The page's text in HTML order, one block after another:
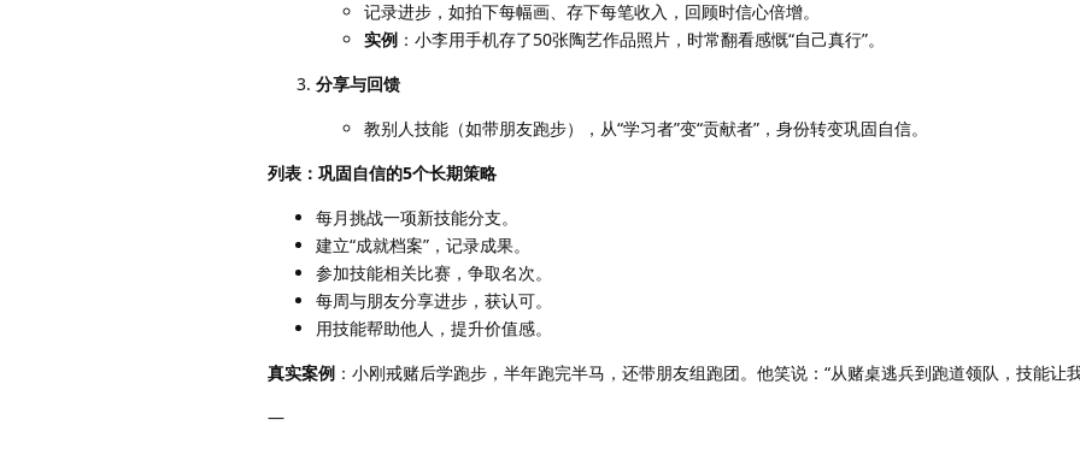
记录进步，如拍下每幅画、存下每笔收入，回顾时信心倍增。
实例 ：小李用手机存了50张陶艺作品照片，时常翻看感慨“自己真行”。
分享与回馈
教别人技能（如带朋友跑步），从“学习者”变“贡献者”，身份转变巩固自信。
列表：巩固自信的5个长期策略
每月挑战一项新技能分支。
建立“成就档案”，记录成果。
参加技能相关比赛，争取名次。
每周与朋友分享进步，获认可。
用技能帮助他人，提升价值感。
真实案例 ：小刚戒赌后学跑步，半年跑完半马，还带朋友组跑团。他笑说：“从赌桌逃兵到跑道领队，技能让
—